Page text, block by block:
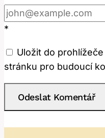
*
Uložit do
stránku pro budoucí